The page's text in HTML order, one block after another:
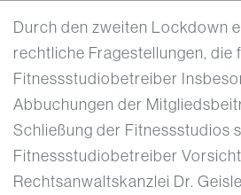
Durch den zweiten Lockdown
rechtliche Fragestellungen, die
Fitnessstudiobetreiber
Abbuchungen der
Schließung der Fitnessstudios
Fitnessstudiobetreiber
Rechtsanwaltskanzlei Dr.